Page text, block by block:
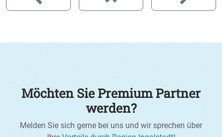
Möchten Sie Premium Partner
werden?
Melden Sie sich gerne bei uns und wir sprechen über